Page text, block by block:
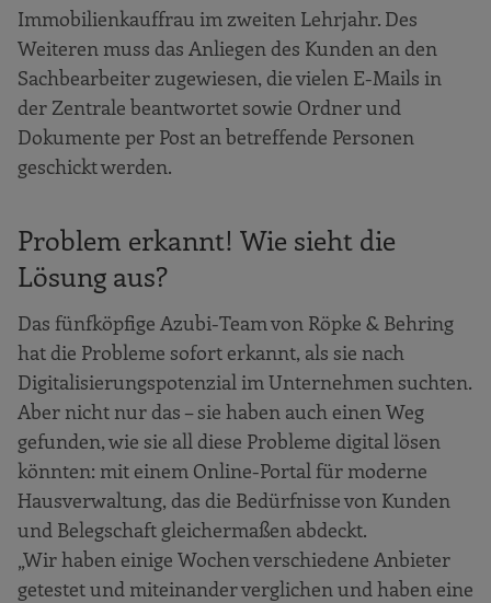
Immobilienkauffrau im zweiten Lehrjahr. Des
Weiteren muss das Anliegen des Kunden an den
Sachbearbeiter zugewiesen, die vielen E-Mails in
der Zentrale beantwortet sowie Ordner und
Dokumente per Post an betreffende Personen
geschickt werden.
Problem erkannt! Wie sieht die
Lösung aus?
Das fünfköpfige Azubi-Team von Röpke & Behring
hat die Probleme sofort erkannt, als sie nach
Digitalisierungspotenzial im Unternehmen suchten.
Aber nicht nur das – sie haben auch einen Weg
gefunden, wie sie all diese Probleme digital lösen
könnten: mit einem Online-Portal für moderne
Hausverwaltung, das die Bedürfnisse von Kunden
und Belegschaft gleichermaßen abdeckt.
„Wir haben einige Wochen verschiedene Anbieter
getestet und miteinander verglichen und haben eine